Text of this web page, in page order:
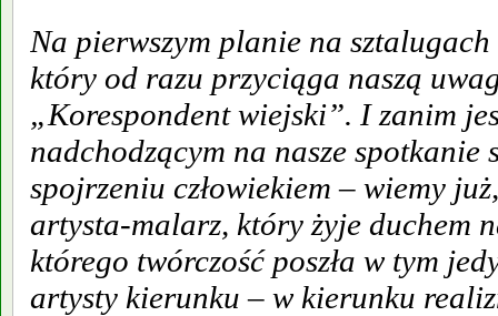
Na pierwszym planie na
który od razu przyciąga naszą
„Korespondent wiejski”. I zanim
nadchodzącym na nasze spotkanie
spojrzeniu człowiekiem – wiemy
artysta-malarz, który żyje duchem
którego twórczość poszła w tym
artysty kierunku – w kierunku